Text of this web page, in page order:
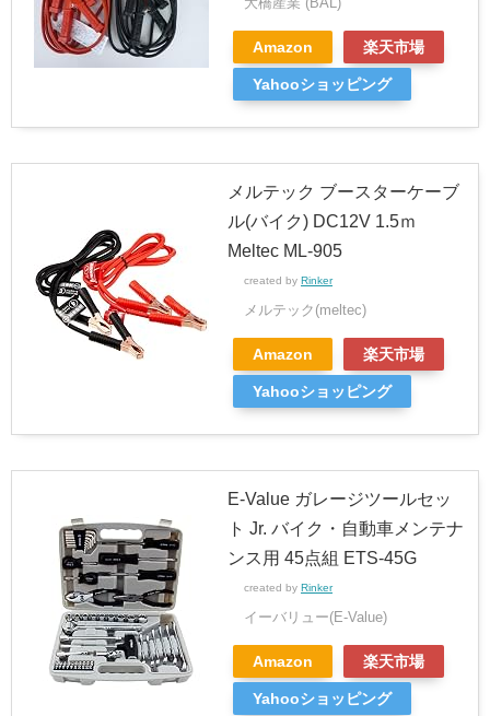
Amazon 楽天市場
Yahooショッピング
メルテック ブースターケーブ
ル(バイク) DC12V 1.5ｍ
Meltec ML-905
created by Rinker
メルテック(meltec)
Amazon 楽天市場
Yahooショッピング
E-Value ガレージツールセッ
ト Jr. バイク・自動車メンテナ
ンス用 45点組 ETS-45G
created by Rinker
イーバリュー(E-Value)
Amazon 楽天市場
Yahooショッピング